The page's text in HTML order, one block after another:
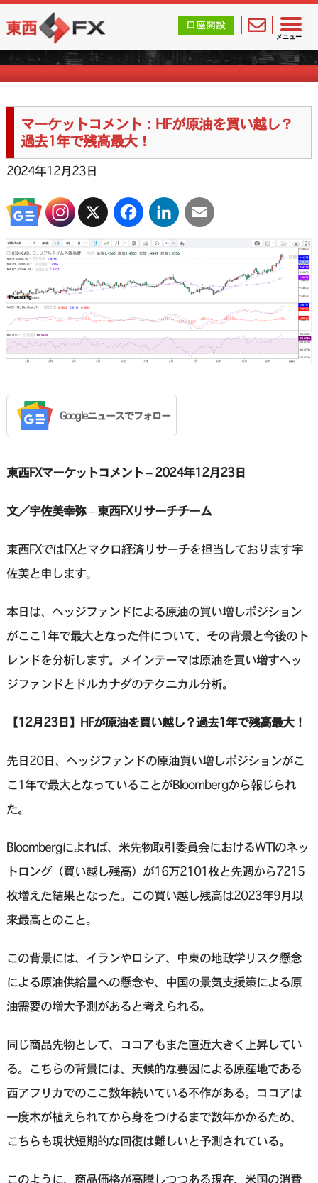
メニュー
東西FX｜海外FX会社（ブローカー）の無料口座開設サポ
口座開設
マーケットコメント一覧
マーケットコメント：HFが原油を買い越し？
過去1年で残高最大！
2024年12月23日
X FacebookLinkedIn Email
Googleニュースでフォロー
東西FXマーケットコメント – 2024年12月23日
文／宇佐美幸弥 – 東西FXリサーチチーム
東西FXではFXとマクロ経済リサーチを担当しております宇
佐美と申します。
本日は、ヘッジファンドによる原油の買い増しポジション
がここ1年で最大となった件について、その背景と今後のト
レンドを分析します。メインテーマは原油を買い増すヘッ
ジファンドとドルカナダのテクニカル分析。
【12月23日】HFが原油を買い越し？過去1年で残高最大！
先日20日、ヘッジファンドの原油買い増しポジションがこ
こ1年で最大となっていることがBloombergから報じられ
た。
Bloombergによれば、米先物取引委員会におけるWTIのネッ
トロング（買い越し残高）が16万2101枚と先週から7215
枚増えた結果となった。この買い越し残高は2023年9月以
来最高とのこと。
この背景には、イランやロシア、中東の地政学リスク懸念
による原油供給量への懸念や、中国の景気支援策による原
油需要の増大予測があると考えられる。
同じ商品先物として、ココアもまた直近大きく上昇してい
る。こちらの背景には、天候的な要因による原産地である
西アフリカでのここ数年続いている不作がある。ココアは
一度木が植えられてから身をつけるまで数年かかるため、
こちらも現状短期的な回復は難しいと予測されている。
このように、商品価格が高騰しつつある現在、米国の消費